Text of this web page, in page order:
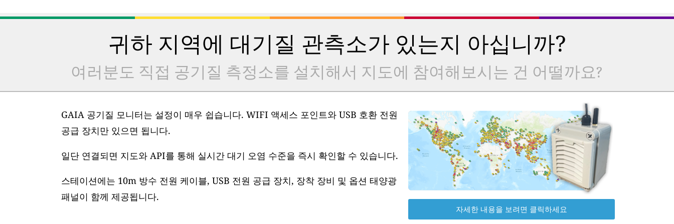
귀하 지역에 대기질 관측소가 있는지 아십니까?
여러분도 직접 공기질 측정소를 설치해서 지도에 참여해보시는 건 어떨까요?
GAIA 공기질 모니터는 설정이 매우 쉽습니다. WIFI 액세스 포인트와 USB 호환 전원
공급 장치만 있으면 됩니다.
일단 연결되면 지도와 API를 통해 실시간 대기 오염 수준을 즉시 확인할 수 있습니다.
스테이션에는 10m 방수 전원 케이블, USB 전원 공급 장치, 장착 장비 및 옵션 태양광
패널이 함께 제공됩니다.
자세한 내용을 보려면 클릭하세요